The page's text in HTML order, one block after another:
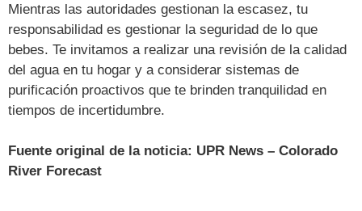
Mientras las autoridades gestionan la escasez, tu
responsabilidad es gestionar la seguridad de lo que
bebes. Te invitamos a realizar una revisión de la calidad
del agua en tu hogar y a considerar sistemas de
purificación proactivos que te brinden tranquilidad en
tiempos de incertidumbre.
Fuente original de la noticia: UPR News – Colorado
River Forecast